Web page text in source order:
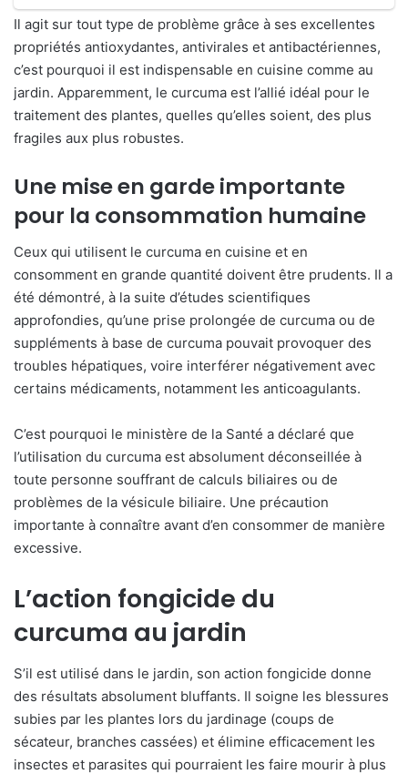
Il agit sur tout type de problème grâce à ses excellentes
propriétés antioxydantes, antivirales et antibactériennes,
c’est pourquoi il est indispensable en cuisine comme au
jardin. Apparemment, le curcuma est l’allié idéal pour le
traitement des plantes, quelles qu’elles soient, des plus
fragiles aux plus robustes.
Une mise en garde importante
pour la consommation humaine
Ceux qui utilisent le curcuma en cuisine et en
consomment en grande quantité doivent être prudents. Il a
été démontré, à la suite d’études scientifiques
approfondies, qu’une prise prolongée de curcuma ou de
suppléments à base de curcuma pouvait provoquer des
troubles hépatiques, voire interférer négativement avec
certains médicaments, notamment les anticoagulants.
C’est pourquoi le ministère de la Santé a déclaré que
l’utilisation du curcuma est absolument déconseillée à
toute personne souffrant de calculs biliaires ou de
problèmes de la vésicule biliaire. Une précaution
importante à connaître avant d’en consommer de manière
excessive.
L’action fongicide du
curcuma au jardin
S’il est utilisé dans le jardin, son action fongicide donne
des résultats absolument bluffants. Il soigne les blessures
subies par les plantes lors du jardinage (coups de
sécateur, branches cassées) et élimine efficacement les
insectes et parasites qui pourraient les faire mourir à plus